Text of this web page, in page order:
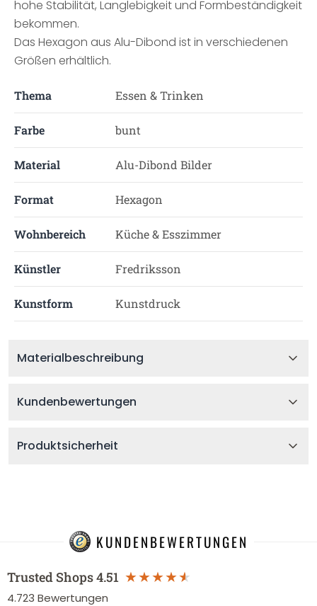
hohe Stabilität, Langlebigkeit und Formbeständigkeit
bekommen.
Das Hexagon aus Alu-Dibond ist in verschiedenen
Größen erhältlich.
Thema Essen & Trinken
Farbe bunt
Material Alu-Dibond Bilder
Format Hexagon
Wohnbereich Küche & Esszimmer
Künstler Fredriksson
Kunstform Kunstdruck
Materialbeschreibung
Kundenbewertungen
Produktsicherheit
KUNDENBEWERTUNGEN
Trusted Shops4.51
4.723 Bewertungen